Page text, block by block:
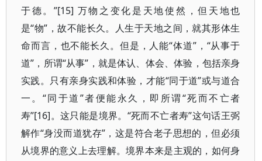
于德。”[15] 万物之变化是天地使然，但天地也
是“物”，故不能长久。人生于天地之间，就其形体生
命而言，也不能长久。但是，人能“体道”，“从事于
道”，所谓“从事”，就是体认、体会、体验，包括亲身
实践。只有亲身实践和体验，才能“同于道”或与道合
一。“同于道”者便能永久，即所谓“死而不亡者
寿”[16]。这只能是境界。“死而不亡者寿”这句话王弼
解作“身没而道犹存”，这是符合老子思想的，但必须
从境界的意义上去理解。境界本来是主观的，如何身